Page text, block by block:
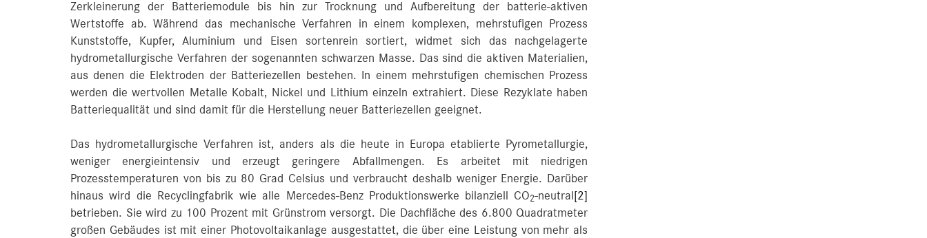
Zerkleinerung der Batteriemodule bis hin zur Trocknung und Aufbereitung der batterie-aktiven
Wertstoffe ab. Während das mechanische Verfahren in einem komplexen, mehrstufigen Prozess
Kunststoffe, Kupfer, Aluminium und Eisen sortenrein sortiert, widmet sich das nachgelagerte
hydrometallurgische Verfahren der sogenannten schwarzen Masse. Das sind die aktiven Materialien,
aus denen die Elektroden der Batteriezellen bestehen. In einem mehrstufigen chemischen Prozess
werden die wertvollen Metalle Kobalt, Nickel und Lithium einzeln extrahiert. Diese Rezyklate haben
Batteriequalität und sind damit für die Herstellung neuer Batteriezellen geeignet.
Das hydrometallurgische Verfahren ist, anders als die heute in Europa etablierte Pyrometallurgie,
weniger energieintensiv und erzeugt geringere Abfallmengen. Es arbeitet mit niedrigen
Prozesstemperaturen von bis zu 80 Grad Celsius und verbraucht deshalb weniger Energie. Darüber
hinaus wird die Recyclingfabrik wie alle Mercedes-Benz Produktionswerke bilanziell CO2-neutral [2]
betrieben. Sie wird zu 100 Prozent mit Grünstrom versorgt. Die Dachfläche des 6.800 Quadratmeter
großen Gebäudes ist mit einer Photovoltaikanlage ausgestattet, die über eine Leistung von mehr als